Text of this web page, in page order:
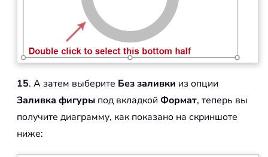
15. А затем выберите Без заливки из опции
Заливка фигуры под вкладкой Формат, теперь вы
получите диаграмму, как показано на скриншоте
ниже: